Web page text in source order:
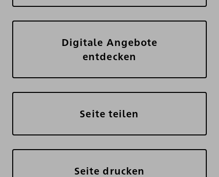
Digitale Angebote
entdecken
Seite teilen
Seite drucken